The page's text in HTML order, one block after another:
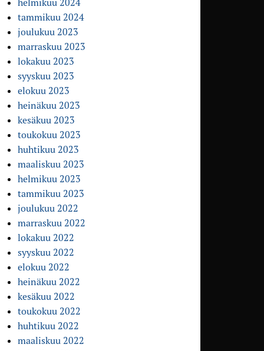
helmikuu 2024
tammikuu 2024
joulukuu 2023
marraskuu 2023
lokakuu 2023
syyskuu 2023
elokuu 2023
heinäkuu 2023
kesäkuu 2023
toukokuu 2023
huhtikuu 2023
maaliskuu 2023
helmikuu 2023
tammikuu 2023
joulukuu 2022
marraskuu 2022
lokakuu 2022
syyskuu 2022
elokuu 2022
heinäkuu 2022
kesäkuu 2022
toukokuu 2022
huhtikuu 2022
maaliskuu 2022